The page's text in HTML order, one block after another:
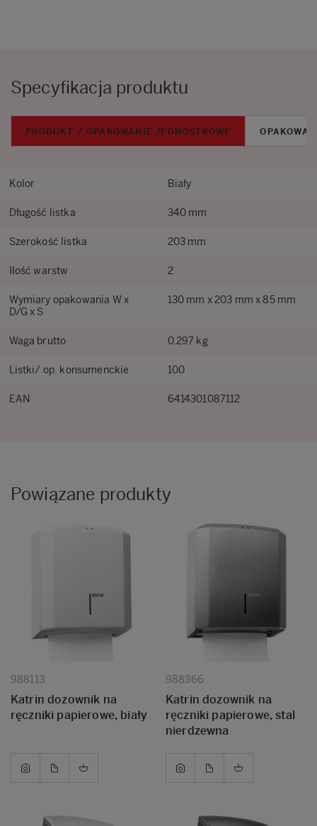
Specyfikacja produktu
PRODUKT / OPAKOWANIE JEDNOSTKOWE
Kolor Biały
Długość listka 340 mm
Szerokość listka 203 mm
Ilość warstw 2
Wymiary opakowania W x
D/G x S
130 mm x 203 mm x 85 mm
Waga brutto 0.297 kg
Listki/ op. konsumenckie 100
EAN 6414301087112
Powiązane produkty
988113
Katrin dozownik na
ręczniki papierowe, biały
988366
Katrin dozownik na
ręczniki papierowe, stal
nierdzewna